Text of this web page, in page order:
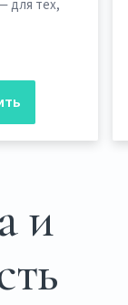
для тех,
и